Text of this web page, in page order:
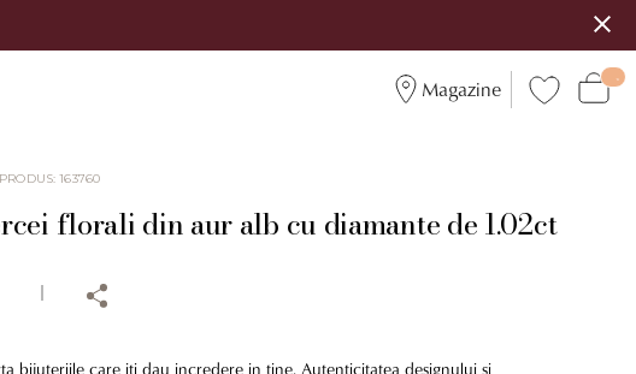
Magazine
:163760
florali din aur alb cu diamante de 1.02ct
bijuteriile care iti dau incredere in tine. Autenticitatea designului si